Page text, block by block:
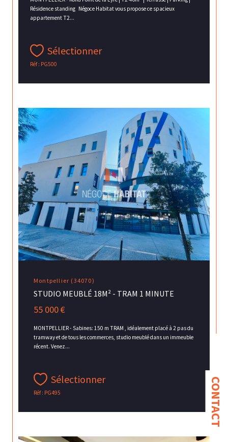
CONTACT
Résidence standing Négoce Habitat vous propose ce spacieux
appartement T2...
Sélectionner
Réf : PG500
Montpellier (34070)
STUDIO MEUBLÉ 18M² - TRAM 1 MINUTE
55 000 €
MONTPELLIER - Sabines: 150 m TRAM , idéalement placé à 2 pas du
tramway et de tous les commerces, studio meublé dans un immeuble
récent. Venez...
Sélectionner
Réf : PG495